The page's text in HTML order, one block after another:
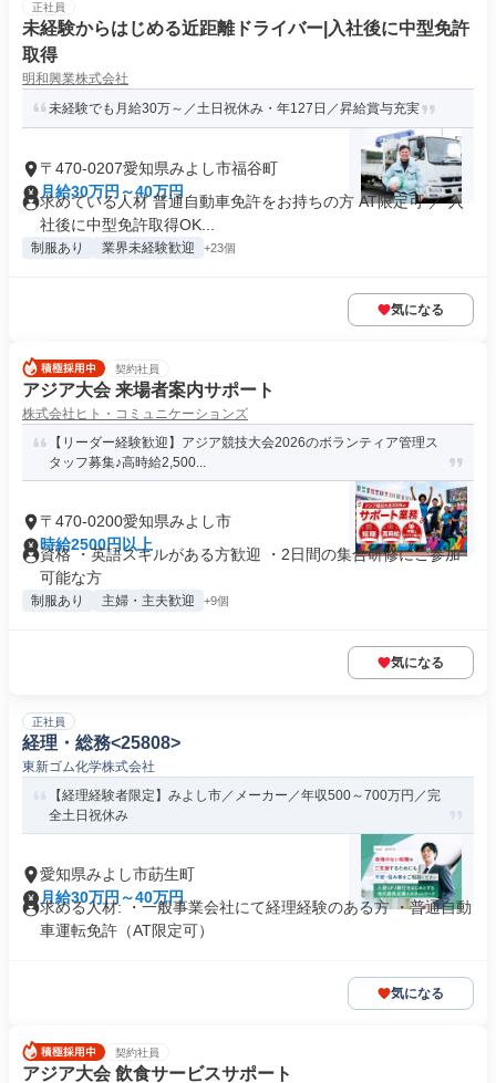
正社員
未経験からはじめる近距離ドライバー|入社後に中型免許
取得
明和興業株式会社
未経験でも月給30万～／土日祝休み・年127日／昇給賞与充実
〒470-0207愛知県みよし市福谷町
月給30万円～40万円
求めている人材 普通自動車免許をお持ちの方 AT限定可 ／ 入
社後に中型免許取得OK...
制服あり 業界未経験歓迎 +23個
気になる
契約社員
アジア大会 来場者案内サポート
株式会社ヒト・コミュニケーションズ
【リーダー経験歓迎】アジア競技大会2026のボランティア管理ス
タッフ募集♪高時給2,500...
〒470-0200愛知県みよし市
時給2500円以上
資格 ・英語スキルがある方歓迎 ・2日間の集合研修にご参加
可能な方
制服あり 主婦・主夫歓迎 +9個
気になる
正社員
経理・総務<25808>
東新ゴム化学株式会社
【経理経験者限定】みよし市／メーカー／年収500～700万円／完
全土日祝休み
愛知県みよし市莇生町
月給30万円～40万円
求める人材: ・一般事業会社にて経理経験のある方 ・普通自動
車運転免許（AT限定可）
気になる
契約社員
アジア大会 飲食サービスサポート